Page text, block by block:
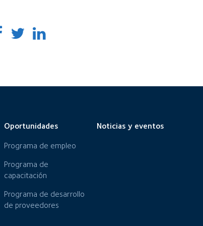
Oportunidades
Programa de empleo
Programa de
capacitación
Programa de desarrollo
de proveedores
Noticias y eventos